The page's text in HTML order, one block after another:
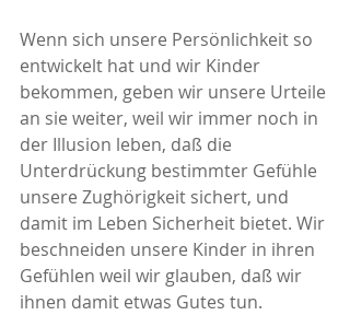
Wenn sich unsere Persönlichkeit so
entwickelt hat und wir Kinder
bekommen, geben wir unsere Urteile
an sie weiter, weil wir immer noch in
der Illusion leben, daß die
Unterdrückung bestimmter Gefühle
unsere Zughörigkeit sichert, und
damit im Leben Sicherheit bietet. Wir
beschneiden unsere Kinder in ihren
Gefühlen weil wir glauben, daß wir
ihnen damit etwas Gutes tun.